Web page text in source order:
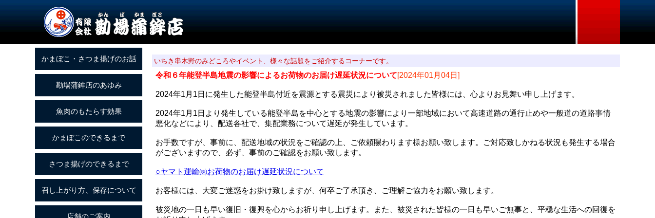
いちき串木野のみどころやイベント、様々な話題をご紹介するコーナーです。
令和６年能登半島地震の影響によるお荷物のお届け遅延状況について[2024年01月04日]
2024年1月1日に発生した能登半島付近を震源とする震災により被災されました皆様には、心よりお見舞い申し上げます。
2024年1月1日より発生している能登半島を中心とする地震の影響により一部地域において高速道路の通行止めや一般道の道路事情
悪化などにより、配送各社で、集配業務について遅延が発生しています。
お手数ですが、事前に、配送地域の状況をご確認の上、ご依頼賜わります様お願い致します。ご対応致しかねる状況も発生する場合
がございますので、必ず、事前のご確認をお願い致します。
○ヤマト運輸㈱お荷物のお届け遅延状況について
お客様には、大変ご迷惑をお掛け致しますが、何卒ご了承頂き、ご理解ご協力をお願い致します。
被災地の一日も早い復旧・復興を心からお祈り申し上げます。また、被災された皆様の一日も早いご無事と、平穏な生活への回復を